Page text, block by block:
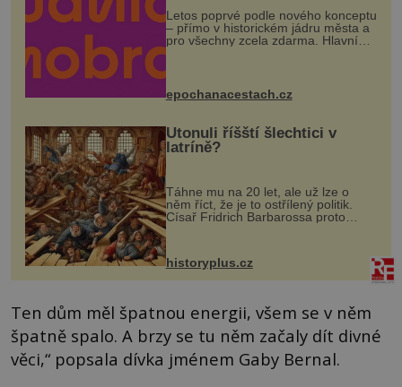
Letos poprvé podle nového konceptu
– přímo v historickém jádru města a
pro všechny zcela zdarma. Hlavní
program se odehraje na Karlově a
mohou těšit na víno, burčák, pes...
epochanacestach.cz
Utonuli říšští šlechtici v
latríně?
Táhne mu na 20 let, ale už lze o
něm říct, že je to ostřílený politik.
Císař Fridrich Barbarossa proto
posílá svého syna a dědice Jindřicha
VI. do Erfurtu, aby se stal
prostředníkem při řešení sporu m...
historyplus.cz
Ten dům měl špatnou energii, všem se v něm
špatně spalo. A brzy se tu něm začaly dít divné
věci,“ popsala dívka jménem Gaby Bernal.